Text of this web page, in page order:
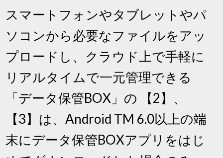
スマートフォンやタブレットやパ
ソコンから必要なファイルをアッ
プロードし、クラウド上で手軽に
リアルタイムで一元管理できる
「データ保管BOX」の 【2】、
【3】は、Android TM 6.0以上の端
末にデータ保管BOXアプリをはじ